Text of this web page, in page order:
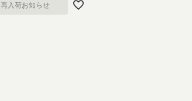
再入荷お知らせ